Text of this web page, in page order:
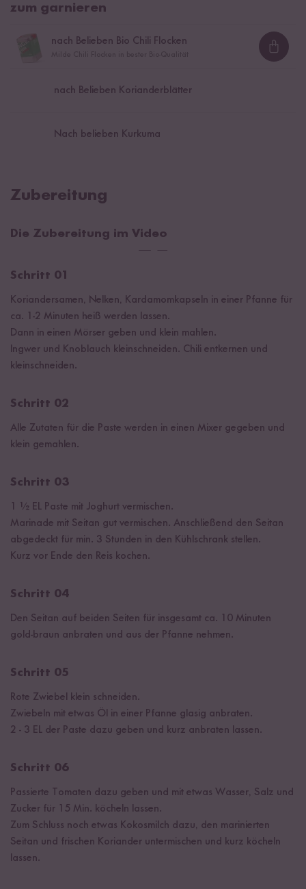
zum garnieren
nach Belieben Bio Chili Flocken
nach Belieben Korianderblätter
Nach belieben Kurkuma
Zubereitung
Die Zubereitung im Video
Schritt 01
Koriandersamen, Nelken, Kardamomkapseln in einer Pfanne für
ca. 1-2 Minuten heiß werden lassen.
Dann in einen Mörser geben und klein mahlen.
Ingwer und Knoblauch kleinschneiden. Chili entkernen und
kleinschneiden.
Schritt 02
Alle Zutaten für die Paste werden in einen Mixer gegeben und
klein gemahlen.
Schritt 03
1 ½ EL Paste mit Joghurt vermischen.
Marinade mit Seitan gut vermischen. Anschließend den Seitan
abgedeckt für min. 3 Stunden in den Kühlschrank stellen.
Kurz vor Ende den Reis kochen.
Schritt 04
Den Seitan auf beiden Seiten für insgesamt ca. 10 Minuten
gold-braun anbraten und aus der Pfanne nehmen.
Schritt 05
Rote Zwiebel klein schneiden.
Zwiebeln mit etwas Öl in einer Pfanne glasig anbraten.
2 - 3 EL der Paste dazu geben und kurz anbraten lassen.
Schritt 06
Passierte Tomaten dazu geben und mit etwas Wasser, Salz und
Zucker für 15 Min. köcheln lassen.
Zum Schluss noch etwas Kokosmilch dazu, den marinierten
Seitan und frischen Koriander untermischen und kurz köcheln
lassen.